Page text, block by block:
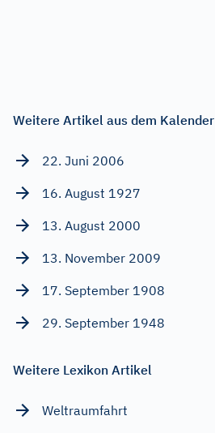
Weitere Artikel aus dem Kalender
22. Juni 2006
16. August 1927
13. August 2000
13. November 2009
17. September 1908
29. September 1948
Weitere Lexikon Artikel
Weltraumfahrt